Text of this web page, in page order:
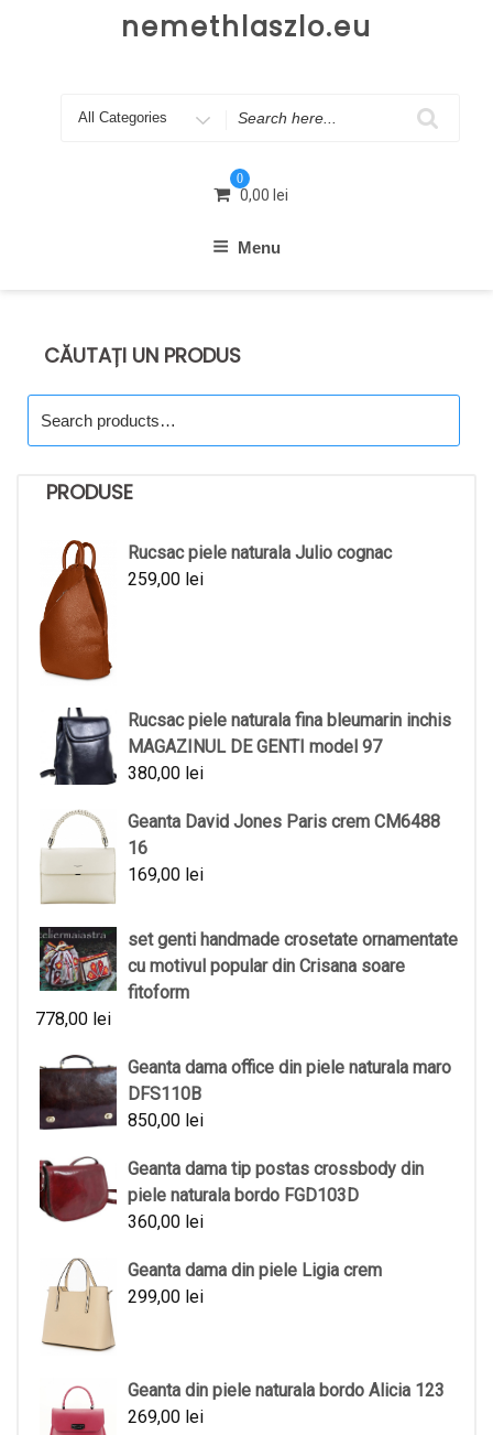
nemethlaszlo.eu
Search
0
0,00 lei
Menu
CĂUTAȚI UN PRODUS
for:
PRODUSE
Rucsac piele naturala Julio cognac
259,00 lei
Rucsac piele naturala fina bleumarin inchis
MAGAZINUL DE GENTI model 97
380,00 lei
Geanta David Jones Paris crem CM6488
16
169,00 lei
set genti handmade crosetate ornamentate
cu motivul popular din Crisana soare
fitoform
778,00 lei
Geanta dama office din piele naturala maro
DFS110B
850,00 lei
Geanta dama tip postas crossbody din
piele naturala bordo FGD103D
360,00 lei
Geanta dama din piele Ligia crem
299,00 lei
Geanta din piele naturala bordo Alicia 123
269,00 lei